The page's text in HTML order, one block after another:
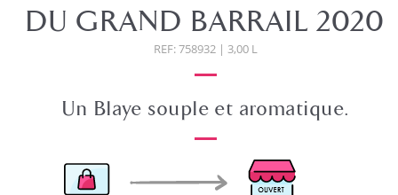
DU GRAND BARRAIL 2020
REF: 758932 | 3,00 L
Un Blaye souple et aromatique.